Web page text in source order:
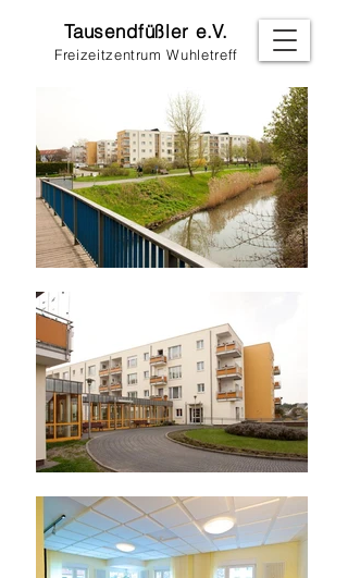
Tausendfüßler e.V.
Freizeitzentrum Wuhletreff